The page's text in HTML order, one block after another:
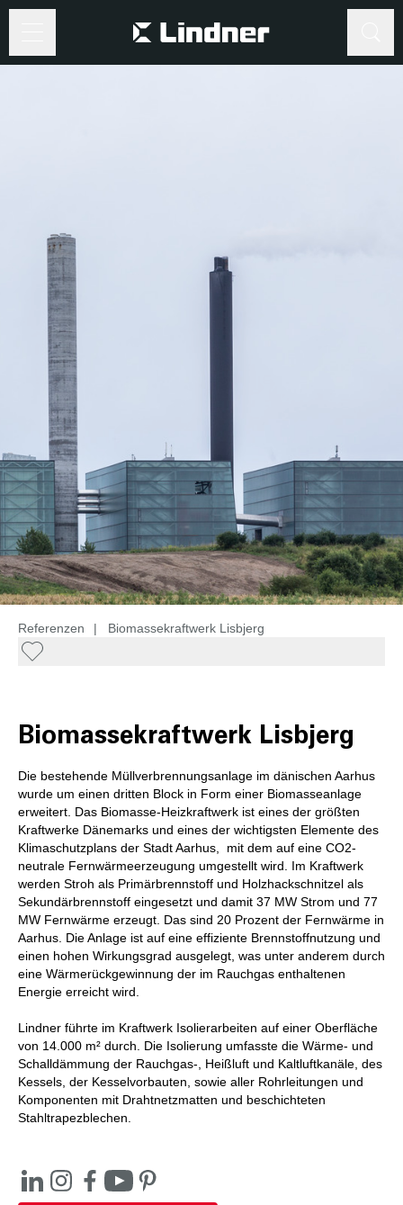
Referenzen | Biomassekraftwerk Lisbjerg
Biomassekraftwerk Lisbjerg
Die bestehende Müllverbrennungsanlage im dänischen Aarhus
wurde um einen dritten Block in Form einer Biomasseanlage
erweitert. Das Biomasse-Heizkraftwerk ist eines der größten
Kraftwerke Dänemarks und eines der wichtigsten Elemente des
Klimaschutzplans der Stadt Aarhus, mit dem auf eine CO2-
neutrale Fernwärmeerzeugung umgestellt wird. Im Kraftwerk
werden Stroh als Primärbrennstoff und Holzhackschnitzel als
Sekundärbrennstoff eingesetzt und damit 37 MW Strom und 77
MW Fernwärme erzeugt. Das sind 20 Prozent der Fernwärme in
Aarhus. Die Anlage ist auf eine effiziente Brennstoffnutzung und
einen hohen Wirkungsgrad ausgelegt, was unter anderem durch
eine Wärmerückgewinnung der im Rauchgas enthaltenen
Energie erreicht wird.
Lindner führte im Kraftwerk Isolierarbeiten auf einer Oberfläche
von 14.000 m² durch. Die Isolierung umfasste die Wärme- und
Schalldämmung der Rauchgas-, Heißluft und Kaltluftkanäle, des
Kessels, der Kesselvorbauten, sowie aller Rohrleitungen und
Komponenten mit Drahtnetzmatten und beschichteten
Stahltrapezblechen.